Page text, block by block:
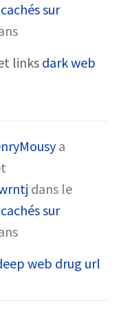
sur
links dark web
a
dans le
sur
web drug url